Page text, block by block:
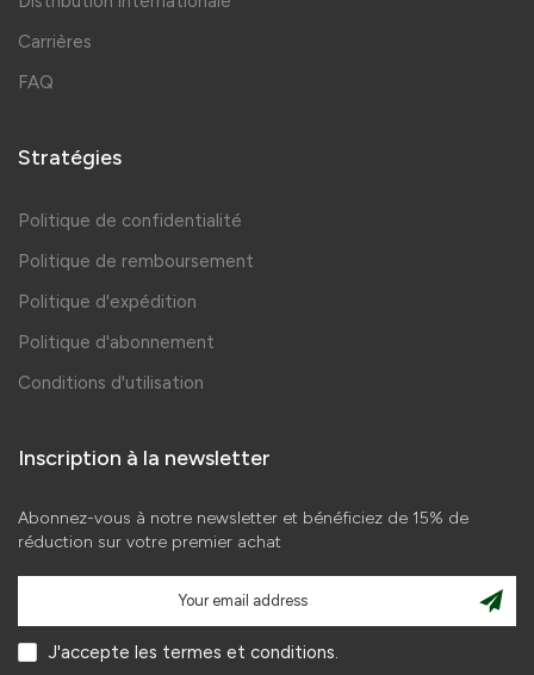
Carrières
FAQ
Stratégies
Politique de confidentialité
Politique de remboursement
Politique d'expédition
Politique d'abonnement
Conditions d'utilisation
Inscription à la newsletter
Abonnez-vous à notre newsletter et bénéficiez de 15% de
réduction sur votre premier achat
J'accepte les termes et conditions.